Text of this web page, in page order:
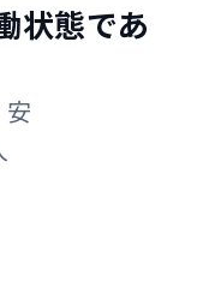
状態であ